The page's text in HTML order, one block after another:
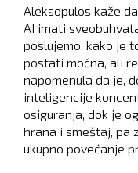
Aleksopulos kaže
AI imati
poslujemo, kako je
postati moćna, ali
napomenula da je,
inteligencije
osiguranja, dok je
hrana i smeštaj, pa
ukupno povećanje